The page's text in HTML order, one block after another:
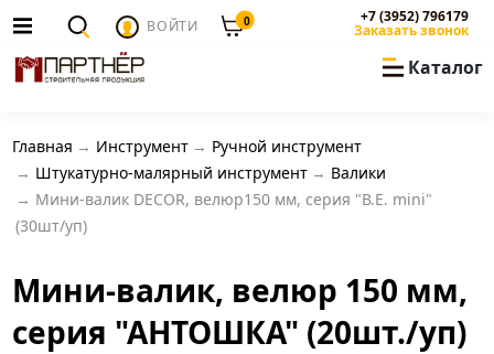
ВОЙТИ 0 +7 (3952) 796179
Заказать звонок
Каталог
Главная Инструмент
Ручной инструмент
Штукатурно-малярный инструмент
Валики
Мини-валик DECOR, велюр150 мм, серия "В.Е. mini"
(30шт/уп)
Мини-валик, велюр 150 мм,
серия "АНТОШКА" (20шт./уп)